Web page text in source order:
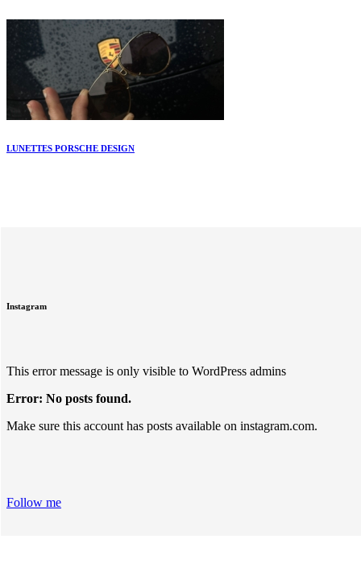
LUNETTES PORSCHE DESIGN
Instagram
This error message is only visible to WordPress admins
Error: No posts found.
Make sure this account has posts available on instagram.com.
Follow me